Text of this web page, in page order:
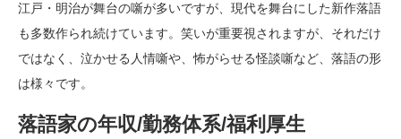
江戸・明治が舞台の噺が多いですが、現代を舞台にした新作落語
も多数作られ続けています。笑いが重要視されますが、それだけ
ではなく、泣かせる人情噺や、怖がらせる怪談噺など、落語の形
は様々です。
落語家の年収/勤務体系/福利厚生